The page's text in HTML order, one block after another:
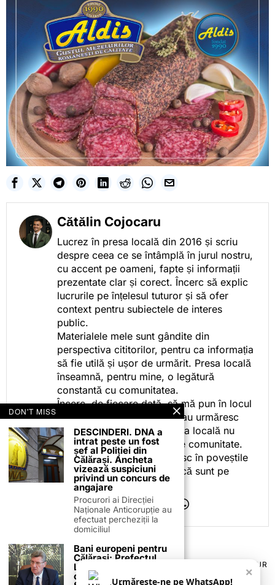
Cătălin Cojocaru
Lucrez în presa locală din 2016 și scriu
despre ceea ce se întâmplă în jurul nostru,
cu accent pe oameni, fapte și informații
prezentate clar și corect. Încerc să explic
lucrurile pe înțelesul tuturor și să ofer
context pentru subiectele de interes
public.
Materialele mele sunt gândite din
perspectiva cititorilor, pentru ca informația
să fie utilă și ușor de urmărit. Presa locală
înseamnă, pentru mine, o legătură
constantă cu comunitatea.
Încerc, de fiecare dată, să mă pun în locul
celor care citesc, privesc sau urmăresc
ceea ce fac. Pentru că presa locală nu
este despre mine, ci despre comunitate.
Iar dacă oamenii se regăsesc în poveștile
pe care le spun, înseamnă că sunt pe
drumul bun.
TERMENI ȘI CONDIȚII
POLITICA DE ANULARE & RETUR
PUBLICITATE ONLINE & TIPĂRITĂ
CONTACT
×
Urmărește-ne pe WhatsApp!
DON'T MISS
DESCINDERI. DNA a
intrat peste un fost
șef al Poliției din
Călărași. Ancheta
vizează suspiciuni
privind un concurs de
angajare
Procurori ai Direcției
Naționale Anticorupție au
efectuat percheziții la
domiciliul
Bani europeni pentru
Călărași: Prefectul
Laurențiu State anunță
colaborarea cu ADR